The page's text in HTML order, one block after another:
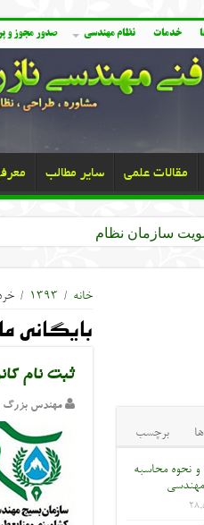
خدمات نظام مهندسی صدور مجوز و
مقالات علمی سایر مطالب
خانه / ۱۳۹۳ /
بایگانی
ثبت نام
مهندس بزرگ
برچسب
و نحوه محاسبه
مهندسی